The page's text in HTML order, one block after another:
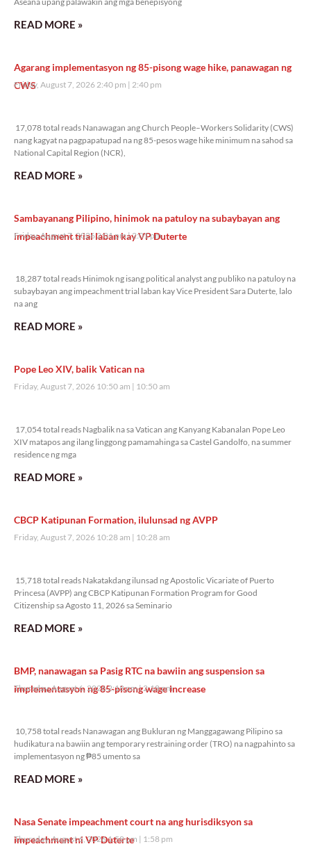
READ MORE »
Agarang implementasyon ng 85-pisong wage hike, panawagan ng
CWS
Friday, August 7, 2026 2:40 pm 2:40 pm
17,078 total reads Nanawagan ang Church People–Workers Solidarity (CWS)
nang kagyat na pagpapatupad na ng 85-pesos wage hike minimum na sahod sa
National Capital Region (NCR),
READ MORE »
Sambayanang Pilipino, hinimok na patuloy na subaybayan ang
impeachment trial laban kay VP Duterte
Friday, August 7, 2026 2:01 pm 2:01 pm
18,287 total reads Hinimok ng isang political analyst ang publiko na patuloy na
subaybayan ang impeachment trial laban kay Vice President Sara Duterte, lalo
na ang
READ MORE »
Pope Leo XIV, balik Vatican na
Friday, August 7, 2026 10:50 am 10:50 am
17,054 total reads Nagbalik na sa Vatican ang Kanyang Kabanalan Pope Leo
XIV matapos ang ilang linggong pamamahinga sa Castel Gandolfo, na summer
residence ng mga
READ MORE »
CBCP Katipunan Formation, ilulunsad ng AVPP
Friday, August 7, 2026 10:28 am 10:28 am
15,718 total reads Nakatakdang ilunsad ng Apostolic Vicariate of Puerto
Princesa (AVPP) ang CBCP Katipunan Formation Program for Good
Citizenship sa Agosto 11, 2026 sa Seminario
READ MORE »
BMP, nanawagan sa Pasig RTC na bawiin ang suspension sa
implementasyon ng 85-pisong wage increase
Thursday, August 6, 2026 2:18 pm 2:18 pm
10,758 total reads Nanawagan ang Bukluran ng Manggagawang Pilipino sa
hudikatura na bawiin ang temporary restraining order (TRO) na nagpahinto sa
implementasyon ng ₱85 umento sa
READ MORE »
Nasa Senate impeachment court na ang hurisdiksyon sa
impeachment ni VP Duterte
Thursday, August 6, 2026 1:58 pm 1:58 pm